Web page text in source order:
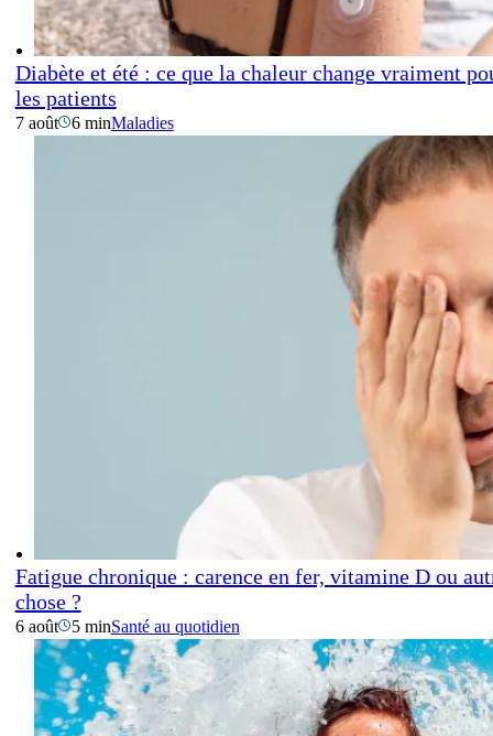
Diabète et été : ce que la chaleur change vraiment
les patients
7 août 6 minMaladies
Fatigue chronique : carence en fer, vitamine D ou
chose ?
6 août 5 minSanté au quotidien